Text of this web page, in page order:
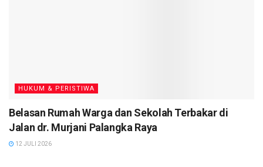
HUKUM & PERISTIWA
Belasan Rumah Warga dan Sekolah Terbakar di
Jalan dr. Murjani Palangka Raya
12 JULI 2026